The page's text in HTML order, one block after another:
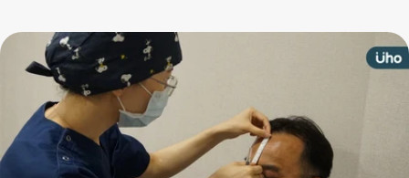
因子及其他細胞訊號的分泌都有關，80歲以上男性中，有近8成患
有攝護腺肥大。長期不治療恐導致尿路阻塞與腎功能不全。